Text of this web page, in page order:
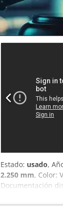
Estado: usado,
2.250 mm, Color:
Documentación
transporte: 1800